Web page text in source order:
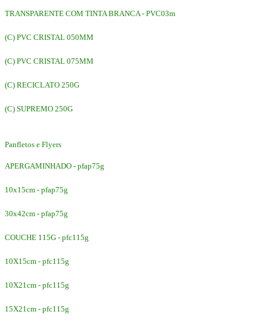
TRANSPARENTE COM TINTA BRANCA - PVC03m
(C) PVC CRISTAL 050MM
(C) PVC CRISTAL 075MM
(C) RECICLATO 250G
(C) SUPREMO 250G
Panfletos e Flyers
APERGAMINHADO - pfap75g
10x15cm - pfap75g
30x42cm - pfap75g
COUCHE 115G - pfc115g
10X15cm - pfc115g
10X21cm - pfc115g
15X21cm - pfc115g